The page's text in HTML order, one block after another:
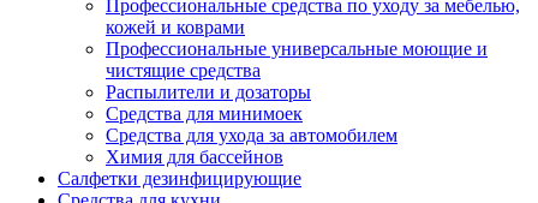
Профессиональные средства по уходу за мебелью,
кожей и коврами
Профессиональные универсальные моющие и
чистящие средства
Распылители и дозаторы
Средства для минимоек
Средства для ухода за автомобилем
Химия для бассейнов
Салфетки дезинфицирующие